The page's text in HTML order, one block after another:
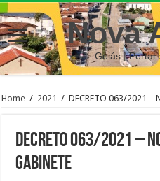
Nova
– Goiás | Portal
Home / 2021 / DECRETO 063/2021 –
DECRETO 063/2021 –
GABINETE